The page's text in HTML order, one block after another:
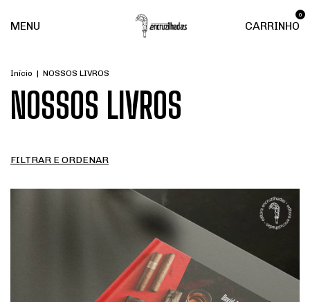
MENU CARRINHO
0
Início | NOSSOS LIVROS
NOSSOS LIVROS
FILTRAR E ORDENAR